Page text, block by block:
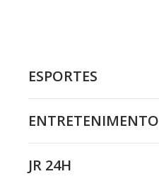
ESPORTES
ENTRETENIMENTO
JR 24H